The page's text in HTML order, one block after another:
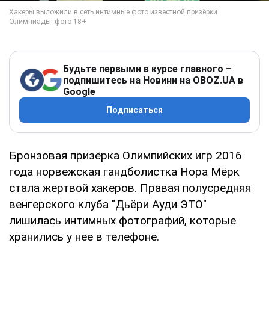
Будьте первыми в курсе главного –
подпишитесь на Новини на OBOZ.UA в
Google
Подписаться
Бронзовая призёрка Олимпийских игр 2016
года норвежская гандболистка Нора Мёрк
стала жертвой хакеров. Правая полусредняя
венгерского клуба "Дьёри Ауди ЭТО"
лишилась интимных фотографий, которые
хранились у нее в телефоне.